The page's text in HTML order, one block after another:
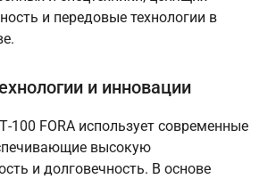
и передовые технологии в
и инновации
100 FORA использует современные
высокую
и долговечность. В основе